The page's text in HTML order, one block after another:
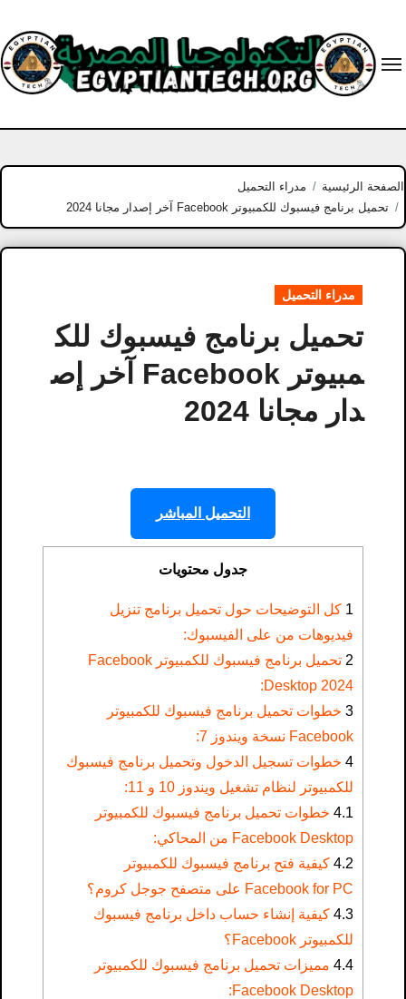
content
الصفحة الرئيسية
مدراء التحميل
تحميل برنامج فيسبوك للكمبيوتر Facebook آخر إصدار مجانا 2024
مدراء التحميل
تحميل برنامج فيسبوك للك
مبيوتر Facebook آخر إص
دار مجانا 2024
التحميل المباشر
جدول محتويات
1 كل التوضيحات حول تحميل برنامج تنزيل
فيديوهات من على الفيسبوك​:
2
تحميل برنامج فيسبوك للكمبيوتر Facebook
Desktop 2024:
3 خطوات تحميل برنامج فيسبوك للكمبيوتر
Facebook نسخة ويندوز 7:
4 خطوات تسجيل الدخول وتحميل برنامج فيسبوك
للكمبيوتر لنظام تشغيل ويندوز 10 و 11:
4.1 خطوات تحميل برنامج فيسبوك للكمبيوتر
Facebook Desktop من المحاكي:
4.2 كيفية فتح برنامج فيسبوك للكمبيوتر
Facebook for PC على متصفح جوجل كروم؟
4.3 كيفية إنشاء حساب داخل برنامج فيسبوك
للكمبيوتر Facebook؟
4.4 مميزات تحميل برنامج فيسبوك للكمبيوتر
Facebook Desktop: